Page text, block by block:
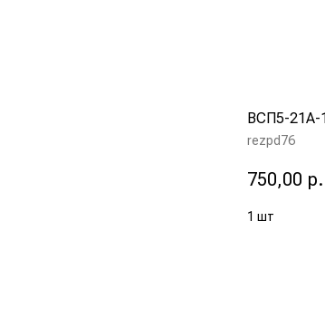
ВСП5-21А-
rezpd76
750,00 р.
1 шт